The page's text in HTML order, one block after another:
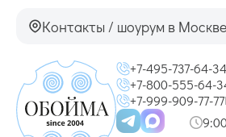
Контакты / шоурум в Москве
+7-495-737-64-34
+7-800-555-64-
+7-999-909-77-77